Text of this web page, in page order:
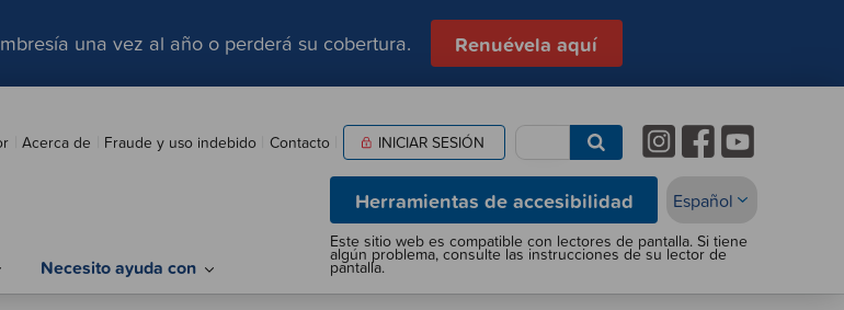
una vez al año o perderá su cobertura. Renuévela aquí
Necesito ayuda con
Acerca de Fraude y uso indebido Contacto INICIAR SESIÓN
Herramientas de accesibilidad